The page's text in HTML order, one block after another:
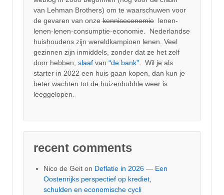
van Lehman Brothers) om te waarschuwen voor
de gevaren van onze kenniseconomie lenen-
lenen-lenen-consumptie-economie. Nederlandse
huishoudens zijn wereldkampioen lenen. Veel
gezinnen zijn inmiddels, zonder dat ze het zelf
door hebben, slaaf van “de bank”.
Wil je als
starter in 2022 een huis gaan kopen, dan kun je
beter wachten tot de huizenbubble weer is
leeggelopen.
recent comments
Nico de Geit on Deflatie in 2026 — Een
Oostenrijks perspectief op krediet,
schulden en economische cycli